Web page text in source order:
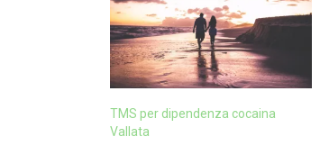
TMS per dipendenza cocaina
Vallata